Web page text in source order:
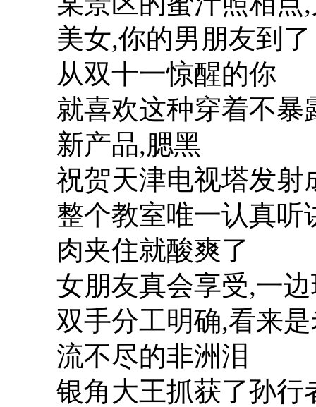
美女,你的男朋友到了
从双十一惊醒的你
就喜欢这种穿着不暴
新产品,腮黑
祝贺天津电视塔发射
整个教室唯一认真听
肉夹住就酸爽了
女朋友真会享受,一
双手分工明确,看来
流不尽的非洲泪
银角大王抓获了孙行